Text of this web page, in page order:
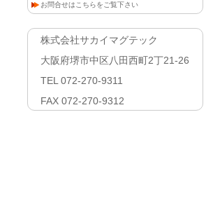
お問合せはこちらをご覧下さい
株式会社サカイマグテック
大阪府堺市中区八田西町2丁21-26
TEL 072-270-9311
FAX 072-270-9312